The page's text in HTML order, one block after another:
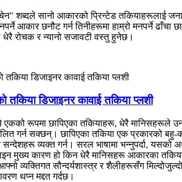
शब्दले सानो आकारको प्रिन्टेड तकियाहरूलाई
आकार छनौट गर्न तिनीहरूमा हाम्रो मनपर्ने
रोचक र न्यानो सजावटी वस्तु हुनेछ।
डिजाइनर कावाई तकिया प्लशी
रूपमा छापिएका तकियाहरू, धेरै मानिसहरूले
गर्न सक्छन्। छापिएका तकिया एक प्रकारको बहु-
व्यक्त गर्न। सरल भाषामा भन्नुपर्दा, यसको
मुख्य कारण हो किन धेरै मानिसहरू आकारका
व्यक्तिगत सौन्दर्यशास्त्र र शैलीहरूसँग
थप्न मद्दत गर्दछ।